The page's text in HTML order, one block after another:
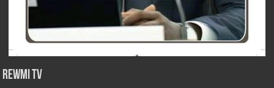
Rewmi TV